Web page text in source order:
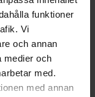
funktioner
Vi
och annan
medier och
med.
med annan